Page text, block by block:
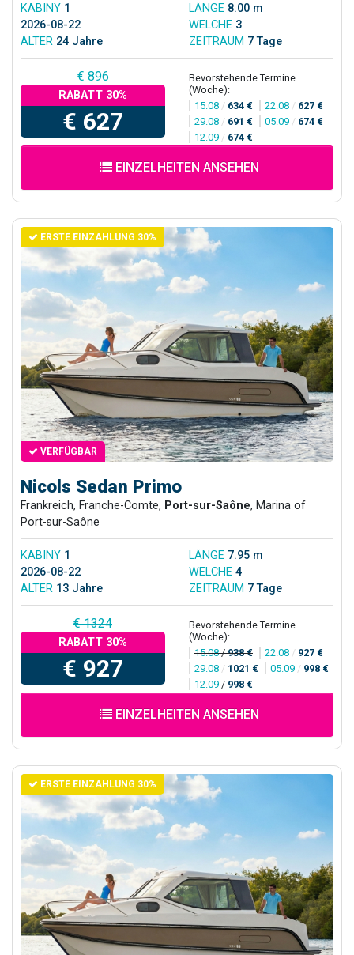
KABINY 1 LÄNGE 8.00 m
2026-08-22
WELCHE 3
ALTER 24 Jahre ZEITRAUM 7 Tage
€ 896
RABATT 30%
€ 627
Bevorstehende Termine
(Woche):
15.08 / 634 € 22.08 / 627 €
29.08 / 691 € 05.09 / 674 €
12.09 / 674 €
EINZELHEITEN ANSEHEN
ERSTE EINZAHLUNG 30%
VERFÜGBAR
Nicols Sedan Primo
Frankreich, Franche-Comte, Port-sur-Saône, Marina of
Port-sur-Saône
KABINY 1 LÄNGE 7.95 m
2026-08-22
WELCHE 4
ALTER 13 Jahre ZEITRAUM 7 Tage
€ 1324
RABATT 30%
€ 927
Bevorstehende Termine
(Woche):
15.08/938 € 22.08 / 927 €
29.08 / 1021 € 05.09 / 998 €
12.09/998 €
EINZELHEITEN ANSEHEN
ERSTE EINZAHLUNG 30%